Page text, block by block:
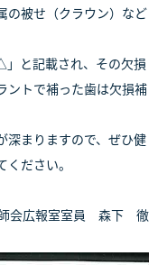
の被せ（クラウン）など
と記載され、その欠損
ントで補った歯は欠損補
まりますので、ぜひ健
ださい。
会広報室室員 森下 徹